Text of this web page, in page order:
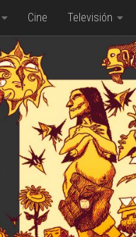
Cine Televisión